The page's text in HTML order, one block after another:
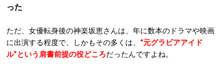
った
ただ、女優転身後の神楽坂恵さんは、年に数本のドラマや映画
に出演する程度で、しかもその多くは、 “元グラビアアイド
ル”という肩書前提の役どころだったんですよね。